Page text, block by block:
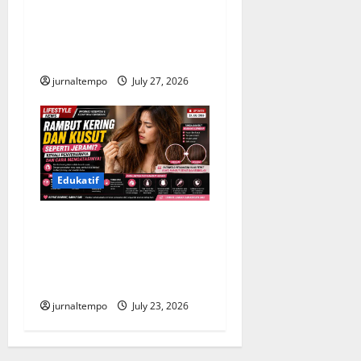
jurnaltempo July 27, 2026
Edukatif
jurnaltempo July 23, 2026